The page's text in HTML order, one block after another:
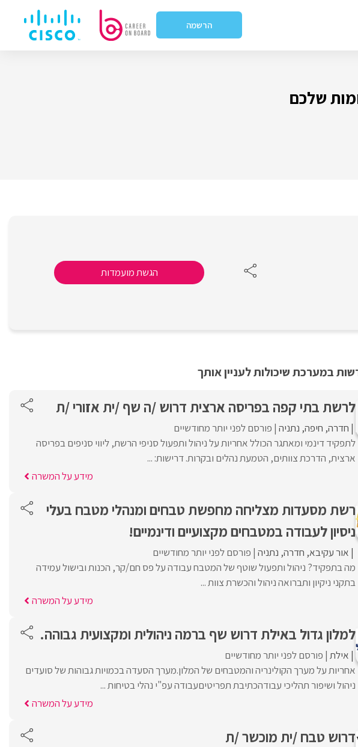
הרשמה
שלכם
הגשת מועמדות
במערכת שיכולות לעניין אותך
לרשת בתי קפה בפריסה ארצית דרוש /ה שף /ית אזורי /ת
חדרה חיפה נתניה פורסם לפני יותר מחודשיים
לתפקיד דינמי ומאתגר הכולל אחריות על ניהול ותפעול סניפי הרשת, ליווי סניפים בפריסה
ארצית, הדרכת צוותים, הטמעת נהלים ובקרות. דרישות: ...
מידע על המשרה
רשת מסעדות מצליחה מחפשת טבחים ומנהלי מטבח בעלי
ניסיון לעבודה במטבחים מקצועיים ודינמיים!
אור עקיבא חדרה נתניה פורסם לפני יותר מחודשיים
מה בתפקיד? ניהול ותפעול שוטף של המטבח עבודה על פס חם/קר, הכנות ובישול עמידה
בתקני ניקיון ותברואה ניהול והכשרת צוות ...
מידע על המשרה
למלון גדול באילת דרוש שף ברמה ניהולית ומקצועית גבוהה.
אילת פורסם לפני יותר מחודשיים
אחריות על מערך הקולינריה והמטבחים של המלון.מערך הסעדה בכמויות גבוהות של סועדים
ניהול ושיפור תהליכי עבודהכתיבת תפריטיםעבודה עפ"י נהלי בטיחות ...
מידע על המשרה
דרוש טבח /ית מוכשר /ת